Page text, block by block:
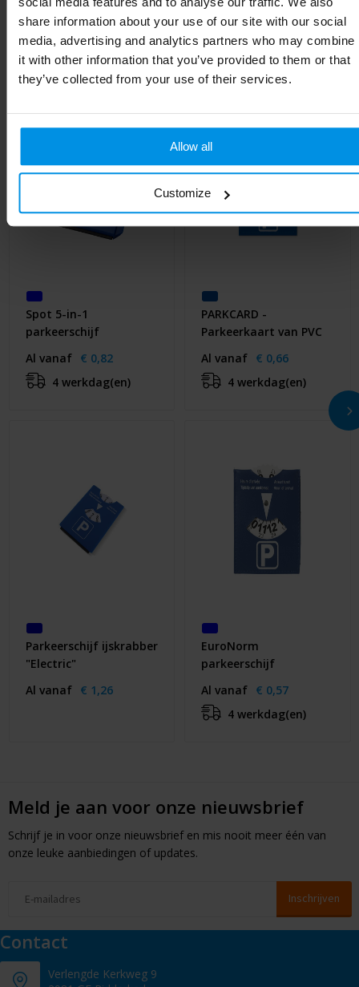
share information about your use of our site with our social
media, advertising and analytics partners who may combine
it with other information that you’ve provided to them or that
they’ve collected from your use of their services.
Allow all
Customize
Gerelateerde producten
Spot 5-in-1
parkeerschijf
Al vanaf € 0,82
4 werkdag(en)
PARKCARD -
Parkeerkaart van PVC
Al vanaf € 0,66
4 werkdag(en)
Parkeerschijf ijskrabber
"Electric"
Al vanaf € 1,26
EuroNorm
parkeerschijf
Al vanaf € 0,57
4 werkdag(en)
Meld je aan voor onze nieuwsbrief
Schrijf je in voor onze nieuwsbrief en mis nooit meer één van
onze leuke aanbiedingen of updates.
Contact
Verlengde Kerkweg 9